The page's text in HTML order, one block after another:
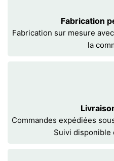
Fabrication
Fabrication sur mesure
la
Commandes expédiées
Suivi disponible